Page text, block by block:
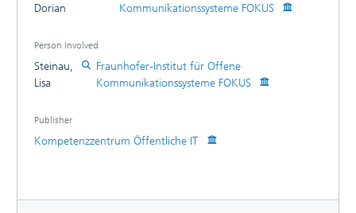
Dorian
Kommunikationssysteme FOKUS
Person Involved
Steinau,
Lisa
Fraunhofer-Institut für Offene
Kommunikationssysteme FOKUS
Publisher
Kompetenzzentrum Öffentliche IT